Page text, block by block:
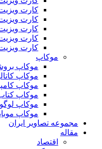
کارت
کارت
کارت
کارت
کارت
موکاپ
موکاپ
موکاپ
موکاپ
موکاپ
موکاپ لوگو
موکاپ
مجموعه تصاویر ایران
مقاله
اقتصاد